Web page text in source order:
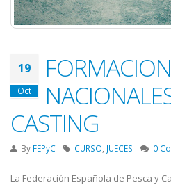
19
Oct
CASTING
By FEPyC CURSO JUECES 0
La Federación Española de Pesca y